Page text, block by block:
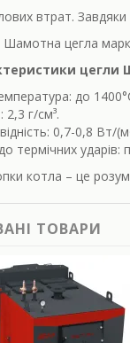
втрат. Завдяки
Шамотна цегла
цегли
до
2,3 г/см³.
0,7-0,8 Вт/
термічних ударів:
котла – це
ТОВАРИ